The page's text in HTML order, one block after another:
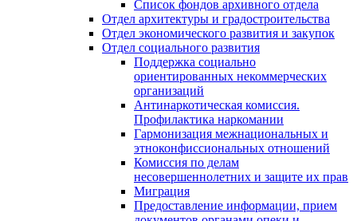
Список фондов архивного отдела
Отдел архитектуры и градостроительства
Отдел экономического развития и закупок
Отдел социального развития
Поддержка социально
ориентированных некоммерческих
организаций
Антинаркотическая комиссия.
Профилактика наркомании
Гармонизация межнациональных и
этноконфиссиональных отношений
Комиссия по делам
несовершеннолетних и защите их прав
Миграция
Предоставление информации, прием